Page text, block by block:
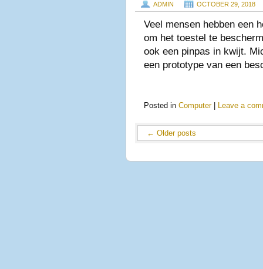
ADMIN OCTOBER 29, 2018
Veel mensen hebben een
om het toestel te
ook een pinpas in kwijt.
een prototype van een
Posted in Computer Leave a
← Older posts